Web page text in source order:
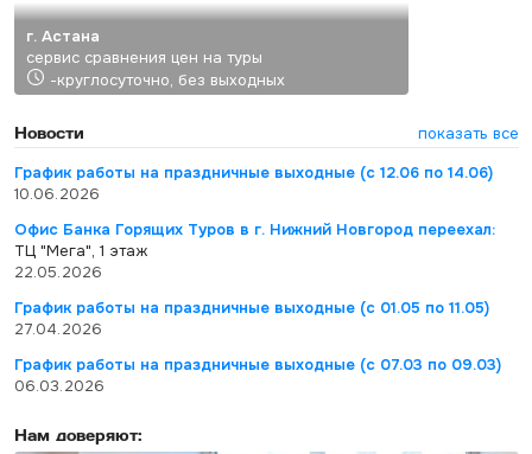
г. Астана
сервис сравнения цен на туры
-круглосуточно, без выходных
Новости
показать все
График работы на праздничные выходные (с 12.06 по 14.06)
10.06.2026
Офис Банка Горящих Туров в г. Нижний Новгород переехал:
ТЦ "Мега", 1 этаж
22.05.2026
График работы на праздничные выходные (с 01.05 по 11.05)
27.04.2026
График работы на праздничные выходные (с 07.03 по 09.03)
06.03.2026
Нам доверяют: